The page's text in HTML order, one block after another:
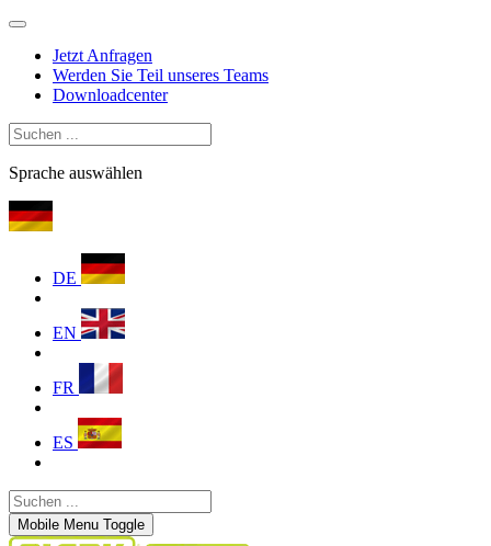
Jetzt Anfragen
Werden Sie Teil unseres Teams
Downloadcenter
Sprache auswählen
DE
EN
FR
ES
Mobile Menu Toggle